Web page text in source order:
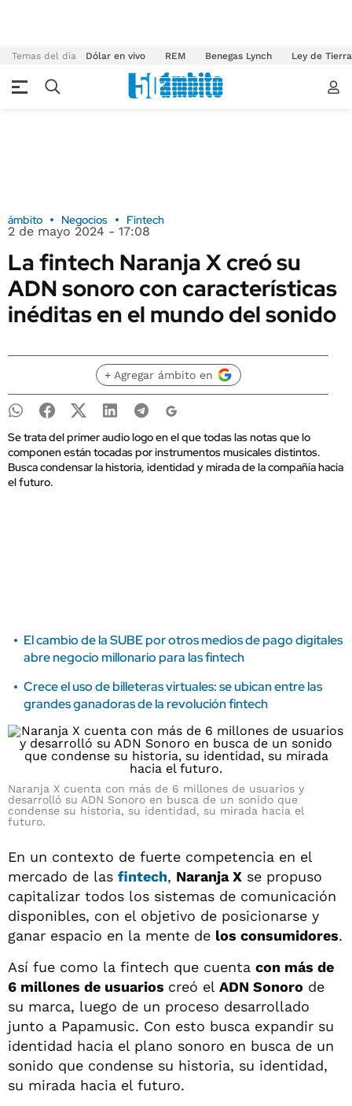
Temas del día Dólar en vivo REM Benegas Lynch Ley de
ámbito Negocios Fintech
2 de mayo 2024 - 17:08
La fintech Naranja X creó su
ADN sonoro con características
inéditas en el mundo del sonido
+ Agregar ámbito en
Se trata del primer audio logo en el que todas las notas que lo
componen están tocadas por instrumentos musicales distintos.
Busca condensar la historia, identidad y mirada de la compañía hacia
el futuro.
El cambio de la SUBE por otros medios de pago digitales
abre negocio millonario para las fintech
Crece el uso de billeteras virtuales: se ubican entre las
grandes ganadoras de la revolución fintech
Naranja X cuenta con más de 6 millones de usuarios y
desarrolló su ADN Sonoro en busca de un sonido que
condense su historia, su identidad, su mirada hacia el
futuro.
En un contexto de fuerte competencia en el
mercado de las fintech, Naranja X se propuso
capitalizar todos los sistemas de comunicación
disponibles, con el objetivo de posicionarse y
ganar espacio en la mente de los consumidores.
Así fue como la fintech que cuenta con más de
6 millones de usuarios creó el ADN Sonoro de
su marca, luego de un proceso desarrollado
junto a Papamusic. Con esto busca expandir su
identidad hacia el plano sonoro en busca de un
sonido que condense su historia, su identidad,
su mirada hacia el futuro.